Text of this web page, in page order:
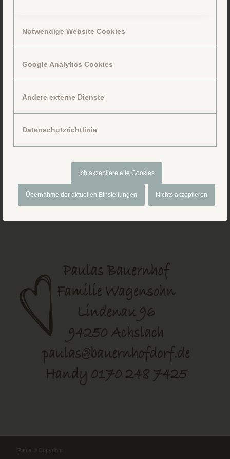
Notwendige Website Cookies
Google Analytics Cookies
Andere externe Dienste
Datenschutzrichtlinie
Ich akzeptiere alle Cookies
Übernahme der aktuellen Einstellungen Nichts akzeptieren
Folge uns auf Facebook
Paula © Copyright